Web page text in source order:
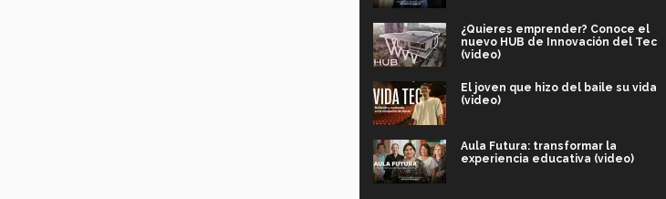
¿Quieres emprender? Conoce el
nuevo HUB de Innovación del Tec
(video)
El joven que hizo del baile su vida
(video)
Aula Futura: transformar la
experiencia educativa (video)